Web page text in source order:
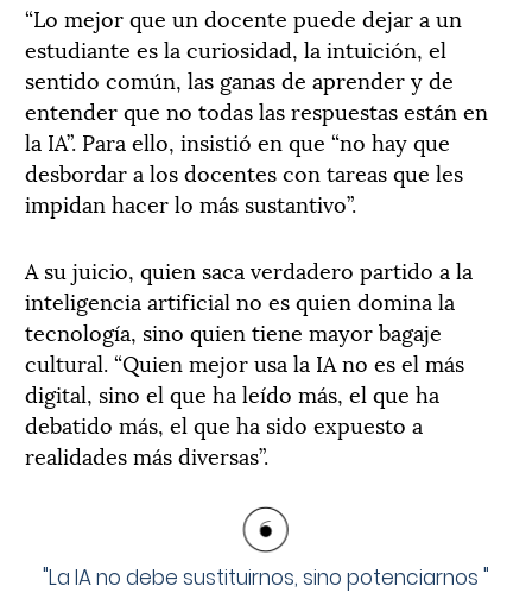
“Lo mejor que un docente puede dejar a un
estudiante es la curiosidad, la intuición, el
sentido común, las ganas de aprender y de
entender que no todas las respuestas están en
la IA”. Para ello, insistió en que “no hay que
desbordar a los docentes con tareas que les
impidan hacer lo más sustantivo”.
A su juicio, quien saca verdadero partido a la
inteligencia artificial no es quien domina la
tecnología, sino quien tiene mayor bagaje
cultural. “Quien mejor usa la IA no es el más
digital, sino el que ha leído más, el que ha
debatido más, el que ha sido expuesto a
realidades más diversas”.
"La IA no debe sustituirnos, sino potenciarnos "